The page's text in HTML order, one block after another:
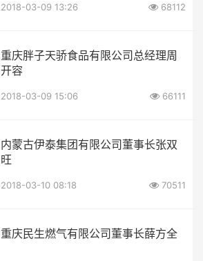
2018-03-09 13:26 68112
重庆胖子天骄食品有限公司总经理周
开容
2018-03-09 15:06 66111
内蒙古伊泰集团有限公司董事长张双
旺
2018-03-10 08:18 70511
重庆民生燃气有限公司董事长薛方全